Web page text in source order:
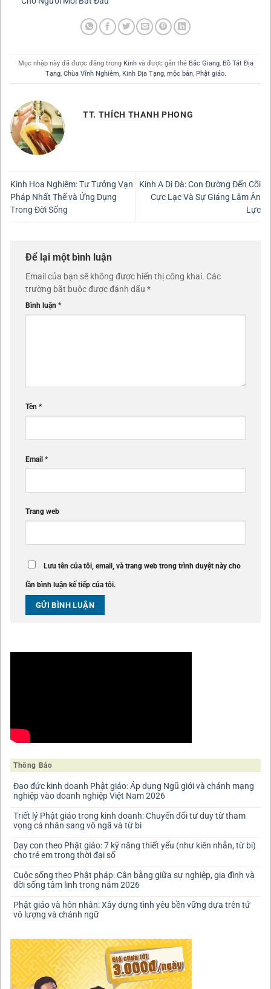
Mục nhập này đã được đăng trong Kinhvà được gắn thẻ Bắc Giang, Bồ Tát Địa
Tạng, Chùa Vĩnh Nghiêm, Kinh Địa Tạng, mộc bản, Phật giáo.
TT. THÍCH THANH PHONG
Kinh Hoa Nghiêm: Tư Tưởng Vạn
Pháp Nhất Thể và Ứng Dụng
Trong Đời Sống
Kinh A Di Đà: Con Đường Đến Cõi
Cực Lạc Và Sự Giáng Lâm Ân
Lực
Để lại một bình luận
Email của bạn sẽ không được hiển thị công khai. Các
trường bắt buộc được đánh dấu *
Bình luận *
Tên *
Email *
Trang web
Lưu tên của tôi, email, và trang web trong trình duyệt này cho
lần bình luận kế tiếp của tôi.
Thông Báo
Đạo đức kinh doanh Phật giáo: Áp dụng Ngũ giới và chánh mạng
nghiệp vào doanh nghiệp Việt Nam 2026
Triết lý Phật giáo trong kinh doanh: Chuyển đổi tư duy từ tham
vọng cá nhân sang vô ngã và từ bi
Dạy con theo Phật giáo: 7 kỹ năng thiết yếu (như kiên nhẫn, từ bi)
cho trẻ em trong thời đại số
Cuộc sống theo Phật pháp: Cân bằng giữa sự nghiệp, gia đình và
đời sống tâm linh trong năm 2026
Phật giáo và hôn nhân: Xây dựng tình yêu bền vững dựa trên tứ
vô lượng và chánh ngữ